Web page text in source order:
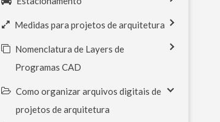
Medidas para projetos de arquitetura
Nomenclatura de Layers de
Programas CAD
Como organizar arquivos digitais de
projetos de arquitetura